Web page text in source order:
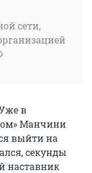
сети,
в
Манчини
выйти на
секунды
наставник